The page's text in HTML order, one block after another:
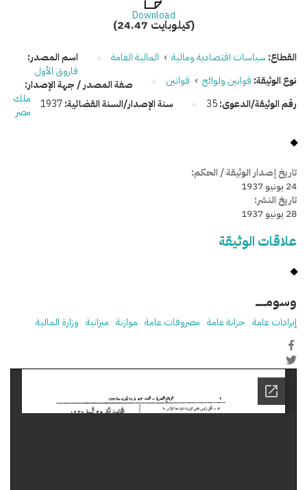
Download
(24.47 كيلوبايت)
القطاع: سياسات اقتصادية ومالية › المالية العامة
نوع الوثيقة: قوانين ولوائح › قوانين
رقم الوثيقة/الدعوى:35 سنة الإصدار/السنة القضائية:1937
اسم المصدر:
فاروق الأول
صفة المصدر / جهة الإصدار:
ملك
مصر
تاريخ إصدار الوثيقة / الحكم:
24 يونيو 1937
تاريخ النشر:
28 يونيو 1937
علاقات الوثيقة
وسومـــــ
إيرادات عامة خزانة عامة مصروفات عامة موازنة ميزانية وزارة المالية